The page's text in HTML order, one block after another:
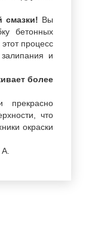
смазки! Вы
бетонных
процесс
и
более
прекрасно
что
окраски